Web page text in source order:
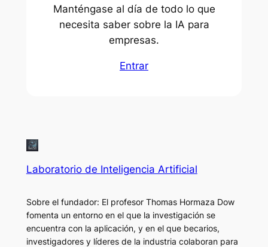
Manténgase al día de todo lo que
necesita saber sobre la IA para
empresas.
Entrar
Laboratorio de Inteligencia Artificial
Sobre el fundador: El profesor Thomas Hormaza Dow
fomenta un entorno en el que la investigación se
encuentra con la aplicación, y en el que becarios,
investigadores y líderes de la industria colaboran para